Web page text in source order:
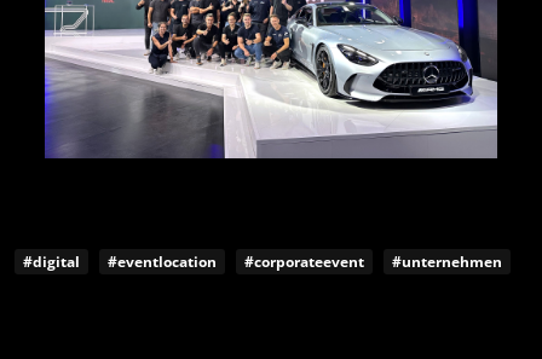
#digital #eventlocation #corporateevent #unternehmen